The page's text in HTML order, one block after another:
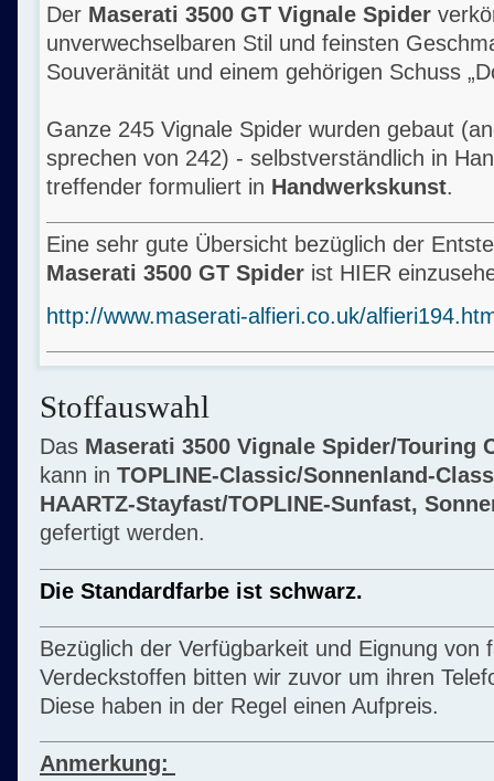
Der Maserati 3500 GT Vignale Spider
unverwechselbaren Stil und feinsten
Souveränität und einem gehörigen Schuss
Ganze 245 Vignale Spider wurden gebaut
sprechen von 242) - selbstverständlich in
treffender formuliert in Handwerkskunst.
Eine sehr gute Übersicht bezüglich der
Maserati 3500 GT Spider ist HIER
http://www.maserati-alfieri.co.uk/
Stoffauswahl
Das Maserati 3500 Vignale Spider/Touring
kann in TOPLINE-Classic/Sonnenland-
HAARTZ-Stayfast/TOPLINE-Sunfast,
gefertigt werden.
Die Standardfarbe ist schwarz.
Bezüglich der Verfügbarkeit und Eignung von
Verdeckstoffen bitten wir zuvor um ihren
Diese haben in der Regel einen Aufpreis.
Anmerkung: